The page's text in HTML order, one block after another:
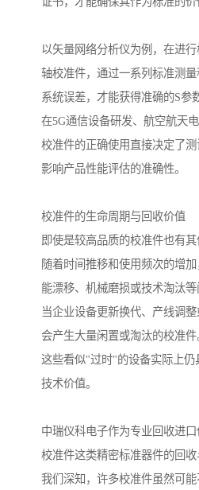
以矢量网络分析仪为例，在进
轴校准件，通过一系列标准测
系统误差，才能获得准确的S参
在5G通信设备研发、航空航天
校准件的正确使用直接决定了
影响产品性能评估的准确性。
校准件的生命周期与回收价值
即使是较高品质的校准件也有其
随着时间推移和使用频次的增
能漂移、机械磨损或技术淘汰等
当企业设备更新换代、产线调
会产生大量闲置或淘汰的校准件
这些看似"过时"的设备实际上仍
技术价值。
中瑞仪科电子作为专业回收进
校准件这类精密标准器件的回收
我们深知，许多校准件虽然可